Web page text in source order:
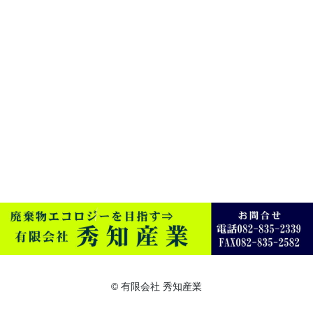
©️ 有限会社 秀知産業